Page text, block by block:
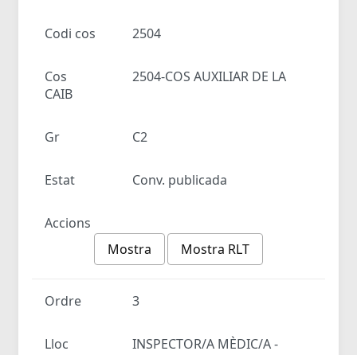
Codi cos 2504
Cos
2504-COS AUXILIAR DE LA
CAIB
Gr C2
Estat Conv. publicada
Accions
Mostra
Mostra RLT
Ordre 3
Lloc
INSPECTOR/A MÈDIC/A -